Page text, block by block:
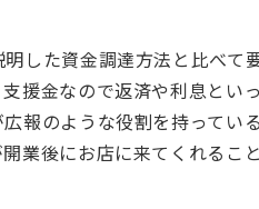
した資金調達方法と比べて
援金なので返済や利息とい
報のような役割を持ってい
業後にお店に来てくれること